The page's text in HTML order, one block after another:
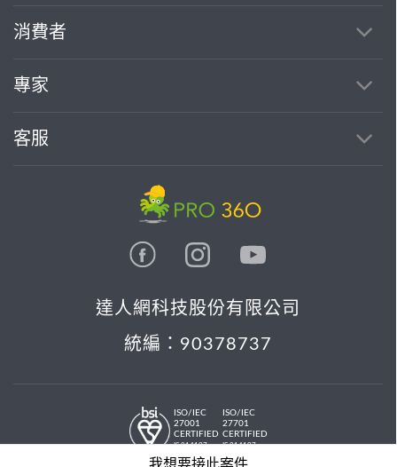
消費者
專家
客服
達人網科技股份有限公司
統編：90378737
ISO/IEC
27001
CERTIFIED
IS 814197
ISO/IEC
27701
CERTIFIED
IS 814197
© 2026 PRO36O. All rights reserved.